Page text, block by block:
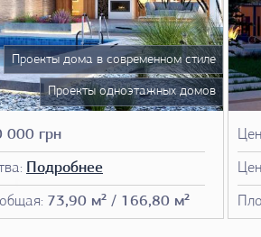
Все варианты
000 грн
Подробнее
73,90 м² / 166,80 м²
Проекты дома в современном стиле
Проекты одноэтажных домов
Проекты домов 14 на 14
Проекты домов 15 на 15
Чертежи домов